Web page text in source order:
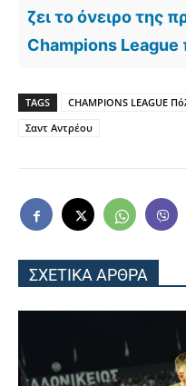
ζει το όνειρο της
Champions
TAGS CHAMPIONS LEAGUE
Σαντ Αντρέου
ΣΧΕΤΙΚΑ ΑΡΘΡΑ